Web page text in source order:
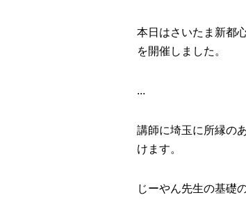
本日はさいたま新都
を開催しました。
...
講師に埼玉に所縁の
けます。
じーやん先生の基礎